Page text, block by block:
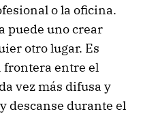
o la oficina.
puede uno crear
otro lugar. Es
frontera entre el
vez más difusa y
descanse durante el